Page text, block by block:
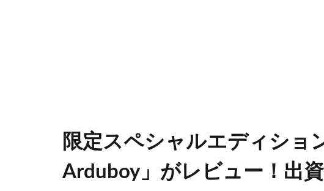
限定スペシャルエディショ
Arduboy」がレビュー！出